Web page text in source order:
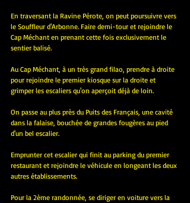
En traversant la Ravine Pérote, on peut poursuivre vers
le Souffleur d'Arbonne. Faire demi-tour et rejoindre le
Cap Méchant en prenant cette fois exclusivement le
sentier balisé.
Au Cap Méchant, à un très grand filao, prendre à droite
pour rejoindre le premier kiosque sur la droite et
grimper les escaliers qu'on aperçoit déjà de loin.
On passe au plus près du Puits des Français, une cavité
dans la falaise, bouchée de grandes fougères au pied
d'un bel escalier.
Emprunter cet escalier qui finit au parking du premier
restaurant et rejoindre le véhicule en longeant les deux
autres établissements.
Pour la 2ème randonnée, se diriger en voiture vers la